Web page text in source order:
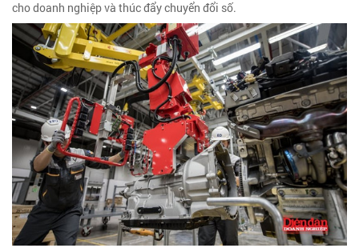
cho doanh nghiệp và thúc đẩy chuyển đổi số.